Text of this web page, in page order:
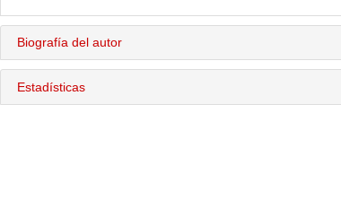
Biografía del autor
Estadísticas